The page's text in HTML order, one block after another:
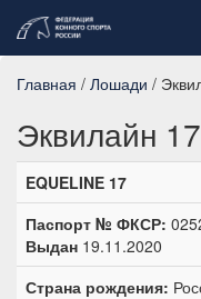
Главная / Лошади /
Эквилайн 17
EQUELINE 17
Паспорт № ФКСР:
Выдан 19.11.2020
Страна рождения: